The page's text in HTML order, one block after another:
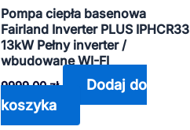
Pompa ciepła basenowa
Fairland Inverter PLUS IPHCR33
13kW Pełny inverter /
wbudowane WI-FI
9999,00zł
Dodaj do
koszyka